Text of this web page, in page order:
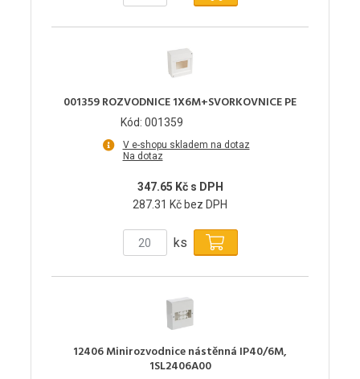
001359 ROZVODNICE 1X6M+SVORKOVNICE PE
Kód: 001359
V e-shopu skladem na dotaz
Na dotaz
347.65 Kč s DPH
287.31 Kč bez DPH
ks
12406 Minirozvodnice nástěnná IP40/6M,
1SL2406A00